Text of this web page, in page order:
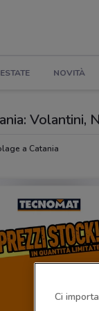
ESTATE NOVITÀ
Volantini,
a Catania
Ci